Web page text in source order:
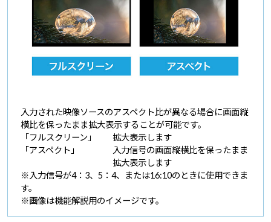
入力された映像ソースのアスペクト比が異なる場合に画面縦
横比を保ったまま拡大表示することが可能です。
「フルスクリーン」
拡大表示します
「アスペクト」
入力信号の画面縦横比を保ったまま
拡大表示します
※入力信号が4：3、5：4、または16:10のときに使用できま
す。
※画像は機能解説用のイメージです。